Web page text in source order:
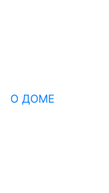
О ДОМЕ